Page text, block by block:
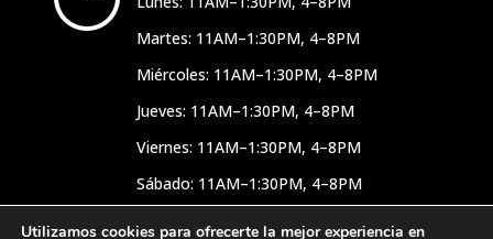
Martes: 11AM–1:30PM, 4–8PM
Miércoles: 11AM–1:30PM, 4–8PM
Jueves: 11AM–1:30PM, 4–8PM
Viernes: 11AM–1:30PM, 4–8PM
Sábado: 11AM–1:30PM, 4–8PM
Utilizamos cookies para ofrecerte la mejor experiencia en